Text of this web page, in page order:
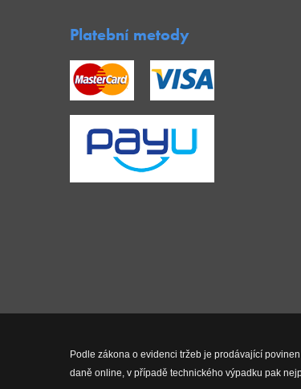
Platební metody
Podle zákona o evidenci tržeb je prodávající
daně online, v případě technického výpadku pak